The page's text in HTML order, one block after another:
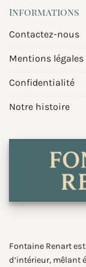
Informations
Contactez-nous
Mentions légales
Confidentialité
Notre histoire
Fontaine Renart
d’intérieur, mêlant